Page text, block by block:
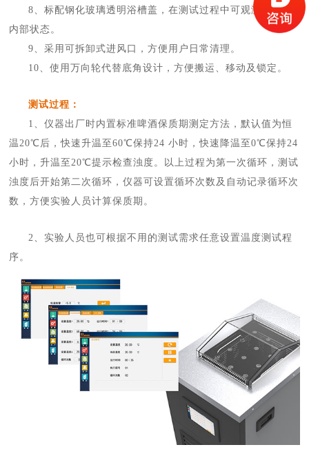
8、标配钢化玻璃透明浴槽盖，在测试过程中可观测到浴槽
内部状态。
9、采用可拆卸式进风口，方便用户日常清理。
10、使用万向轮代替底角设计，方便搬运、移动及锁定。
测试过程：
1、仪器出厂时内置标准啤酒保质期测定方法，默认值为恒
温20℃后，快速升温至60℃保持24 小时，快速降温至0℃保持24
小时，升温至20℃提示检查浊度。以上过程为第一次循环，测试
浊度后开始第二次循环，仪器可设置循环次数及自动记录循环次
数，方便实验人员计算保质期。
2、实验人员也可根据不用的测试需求任意设置温度测试程
序。